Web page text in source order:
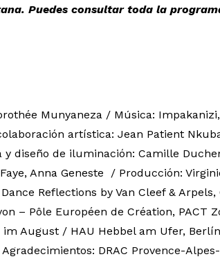
Puedes consultar toda la
Munyaneza / Música:
artística: Jean Patient
y diseño de iluminación: Camille
Anna Geneste / Producción:
Reflections by Van Cleef &
– Pôle Européen de Création, PACT
August / HAU Hebbel am Ufer,
DRAC Provence-